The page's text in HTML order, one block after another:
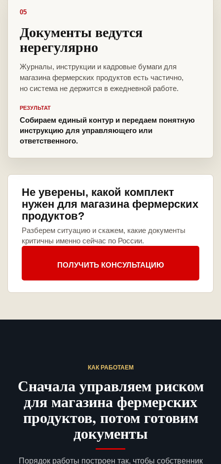
05
Документы ведутся
нерегулярно
Журналы, инструкции и кадровые бумаги для
магазина фермерских продуктов есть частично,
но система не держится в ежедневной работе.
РЕЗУЛЬТАТ
Собираем единый контур и передаем понятную
инструкцию для управляющего или
ответственного.
Не уверены, какой комплект
нужен для магазина фермерских
продуктов?
Разберем ситуацию и скажем, какие документы
критичны именно сейчас по России.
ПОЛУЧИТЬ КОНСУЛЬТАЦИЮ
КАК РАБОТАЕМ
Сначала управляем риском
для магазина фермерских
продуктов, потом готовим
документы
Порядок работы построен так, чтобы собственник